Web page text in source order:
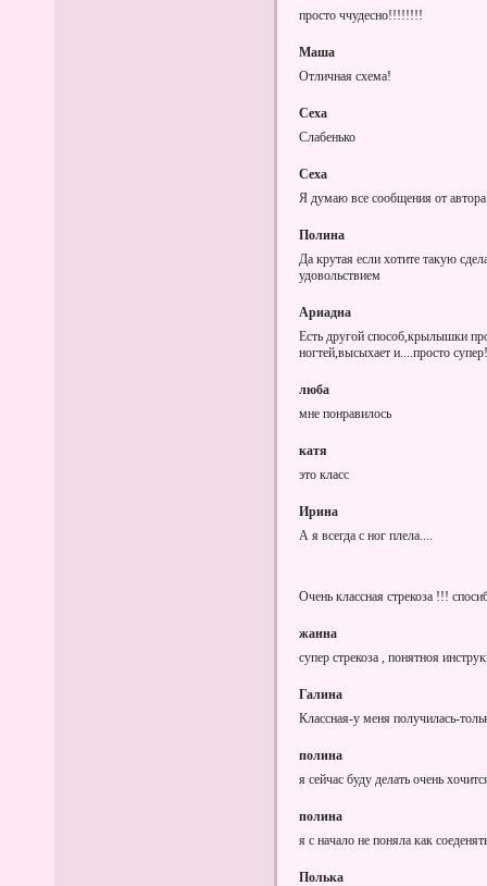
Пуловер с журавлями
Новогодний торт
просто ччудесно!!!!!!!!
Маша
Отличная схема!
Сеха
Слабенько
Сеха
Я думаю все сообщения от автора
Полина
Да крутая если хотите такую
удовольствием
Ариадна
Есть другой способ,крылышки
ногтей,высыхает и....просто
люба
мне понравилось
катя
это класс
Ирина
А я всегда с ног плела....
Очень классная стрекоза !!!
жанна
супер стрекоза , понятноя
Галина
Классная-у меня получилась-
полина
я сейчас буду делать очень
полина
я с начало не поняла как
Полька